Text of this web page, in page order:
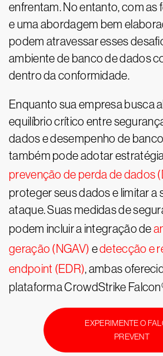
enfrentam. No entanto, com as
e uma abordagem bem
podem atravessar esses
ambiente de banco de dados
dentro da conformidade.
Enquanto sua empresa busca
equilíbrio crítico entre
dados e desempenho de
também pode adotar
prevenção de perda de dados
proteger seus dados e limitar a
ataque. Suas medidas de
podem incluir a integração de
geração (NGAV) edetecção e
endpoint (EDR), ambas
plataforma CrowdStrike
EXPERIMENTE O
PREVENT